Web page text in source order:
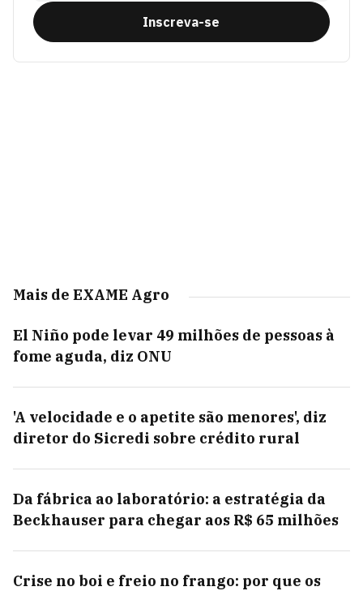
Inscreva-se
Mais de EXAME Agro
El Niño pode levar 49 milhões de pessoas à
fome aguda, diz ONU
'A velocidade e o apetite são menores', diz
diretor do Sicredi sobre crédito rural
Da fábrica ao laboratório: a estratégia da
Beckhauser para chegar aos R$ 65 milhões
Crise no boi e freio no frango: por que os